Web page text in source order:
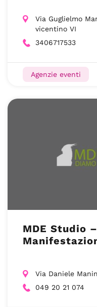
Via Guglielmo
vicentino VI
3406717533
Agenzie eventi
MDE Studio
Via Daniele
049 20 21 074